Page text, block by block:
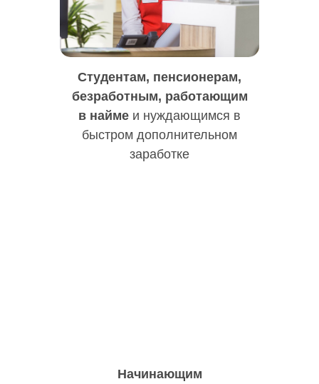
Студентам, пенсионерам,
безработным, работающим
в найме и нуждающимся в
быстром дополнительном
заработке
Начинающим